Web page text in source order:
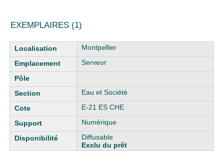
EXEMPLAIRES (1)
Liste des exemplaires
Montpellier
Serveur
Eau et Société
E-21 ES CHE
Numérique
Diffusable
Exclu du prêt